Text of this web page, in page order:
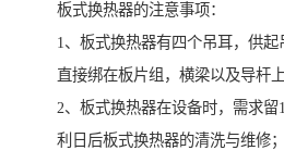
板式换热器的注意事项：
1、板式换热器有四个吊耳，供
直接绑在板片组，横梁以及导杆上
2、板式换热器在设备时，需求留
利日后板式换热器的清洗与维修；